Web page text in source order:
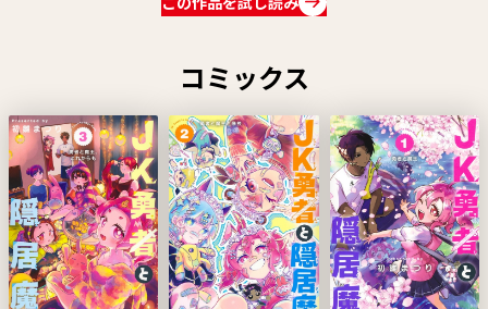
コミックス